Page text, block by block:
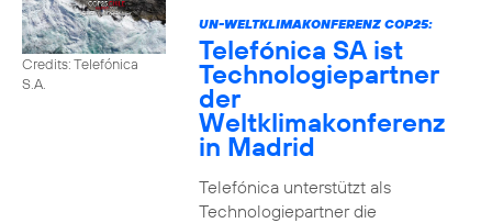
Credits: Telefónica
S.A.
UN-WELTKLIMAKONFERENZ COP25:
Telefónica SA ist
Technologiepartner
der
Weltklimakonferenz
in Madrid
Telefónica unterstützt als
Technologiepartner die